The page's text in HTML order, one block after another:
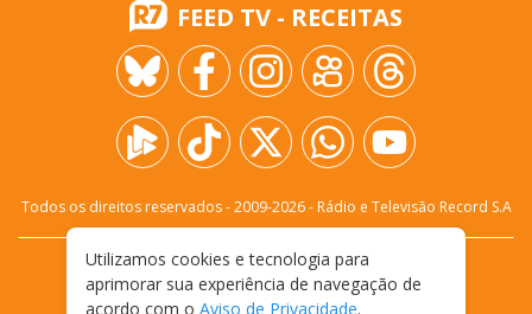
FEED TV - RECEITAS
Todos os direitos reservados - 2009-2026- Rádio e Televisão Record S.A
FALE CONOSCO
PRIVACIDADE
TERMOS E CONDIÇÕES DE USO
Utilizamos cookies e tecnologia para
aprimorar sua experiência de navegação de
acordo com o Aviso de Privacidade.